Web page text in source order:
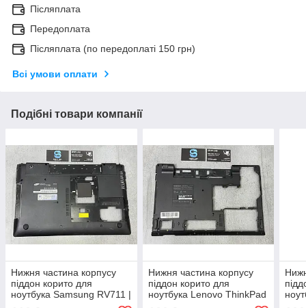
Післяплата
Передоплата
Післяплата (по передоплаті 150 грн)
Всі умови оплати
Подібні товари компанії
Нижня частина корпусу
піддон корито для
ноутбука Samsung RV711 |
Нижня частина корпусу
піддон корито для
ноутбука Lenovo ThinkPad